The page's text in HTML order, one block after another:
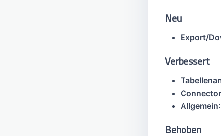
Neu
Export/
Verbessert
Connector
Allgemein
Behoben